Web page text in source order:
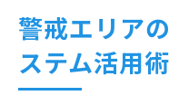
警戒エリア
ステム活用術